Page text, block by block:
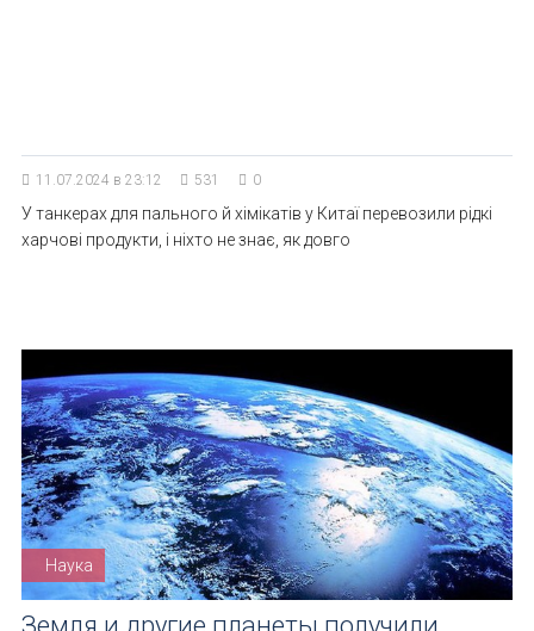
11.07.2024 в 23:12 531 0
У танкерах для пального й хімікатів у Китаї перевозили рідкі
харчові продукти, і ніхто не знає, як довго
Наука